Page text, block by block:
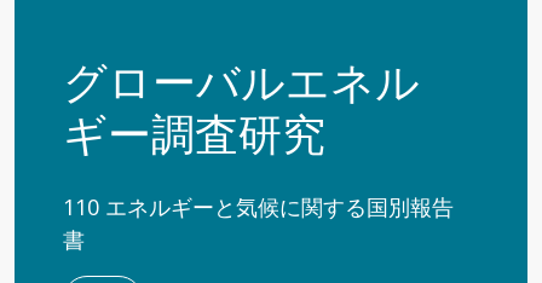
グローバルエネル
ギー調査研究
110 エネルギーと気候に関する国別報告
書